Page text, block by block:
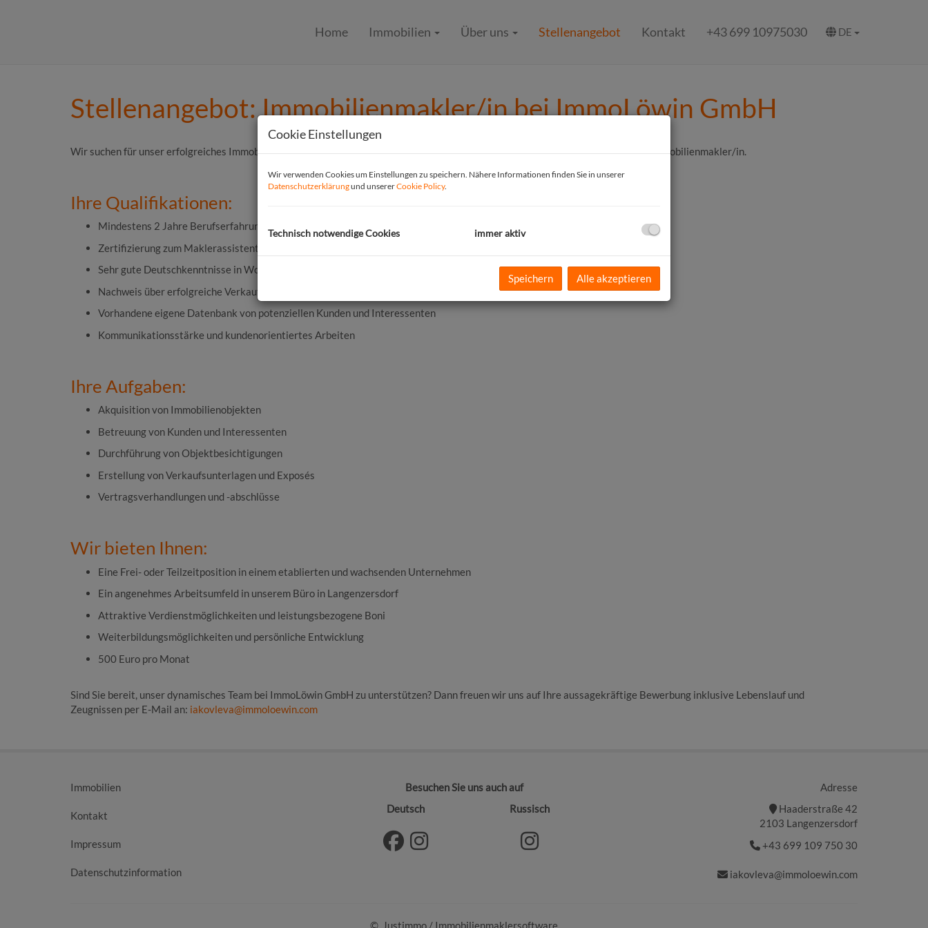
Home Immobilien Über uns Stellenangebot Kontakt +43 699 10975030 DE
Stellenangebot: Immobilienmakler/in bei ImmoLöwin GmbH
Wir suchen für unser erfolgreiches Immobilienunternehmen ImmoLöwin GmbH in Langenzersdorf eine engagierte und erfahrene Immobilienmakler/in.
Ihre Qualifikationen:
Mindestens 2 Jahre Berufserfahrung als Immobilienmakler/in
Zertifizierung zum Maklerassistenten
Sehr gute Deutschkenntnisse in Wort und Schrift
Nachweis über erfolgreiche Verkaufs- und Miettransaktionen
Vorhandene eigene Datenbank von potenziellen Kunden und Interessenten
Kommunikationsstärke und kundenorientiertes Arbeiten
Ihre Aufgaben:
Akquisition von Immobilienobjekten
Betreuung von Kunden und Interessenten
Durchführung von Objektbesichtigungen
Erstellung von Verkaufsunterlagen und Exposés
Vertragsverhandlungen und -abschlüsse
Wir bieten Ihnen:
Eine Frei- oder Teilzeitposition in einem etablierten und wachsenden Unternehmen
Ein angenehmes Arbeitsumfeld in unserem Büro in Langenzersdorf
Attraktive Verdienstmöglichkeiten und leistungsbezogene Boni
Weiterbildungsmöglichkeiten und persönliche Entwicklung
500 Euro pro Monat
Sind Sie bereit, unser dynamisches Team bei ImmoLöwin GmbH zu unterstützen? Dann freuen wir uns auf Ihre aussagekräftige Bewerbung inklusive Lebenslauf und
Zeugnissen per E-Mail an: iakovleva@immoloewin.com
Immobilien
Kontakt
Impressum
Datenschutzinformation
Besuchen Sie uns auch auf
Deutsch
Russisch
Adresse
Haaderstraße 42
2103 Langenzersdorf
+43 699 109 750 30
iakovleva@immoloewin.com
© Justimmo / Immobilienmaklersoftware
Cookie Einstellungen
Wir verwenden Cookies um Einstellungen zu speichern. Nähere Informationen finden Sie in unserer
Datenschutzerklärungund unsererCookie Policy.
Technisch notwendige Cookies immer aktiv
Speichern Alle akzeptieren